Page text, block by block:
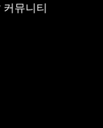
뮤니티